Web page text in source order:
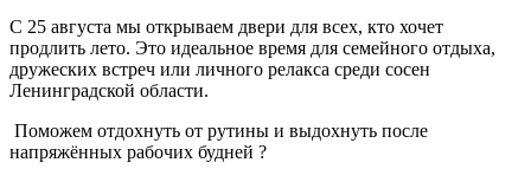
С 25 августа мы открываем двери для всех, кто хочет
продлить лето. Это идеальное время для семейного отдыха,
дружеских встреч или личного релакса среди сосен
Ленинградской области.
Поможем отдохнуть от рутины и выдохнуть после
напряжённых рабочих будней ?